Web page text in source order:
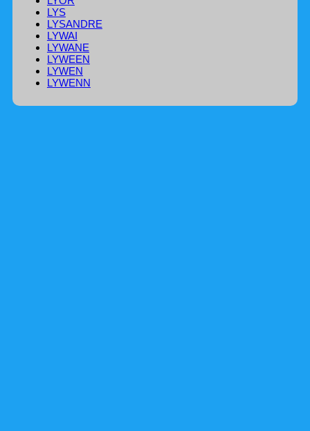
LYS
LYSANDRE
LYWAI
LYWANE
LYWEEN
LYWEN
LYWENN